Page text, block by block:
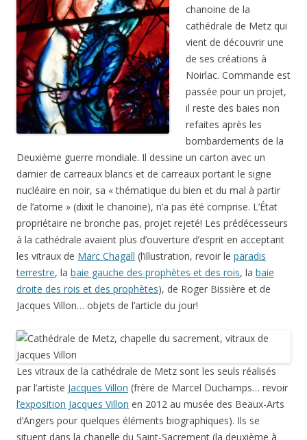
chanoine de la
cathédrale de Metz qui
vient de découvrir une
de ses créations à
Noirlac. Commande est
passée pour un projet,
il reste des baies non
refaites après les
bombardements de la
Deuxième guerre mondiale. Il dessine un carton avec un
damier de carreaux blancs et de carreaux portant le signe
nucléaire en noir, sa « thématique du bien et du mal à partir
de l’atome » (dixit le chanoine), n’a pas été comprise. L’État
propriétaire ne bronche pas, projet rejeté! Les prédécesseurs
à la cathédrale avaient plus d’ouverture d’esprit en acceptant
les vitraux de Marc Chagall (l’illustration, revoir le paradis
terrestre, la baie gauche des prophètes et des rois, la baie
droite des rois et des prophètes), de Roger Bissière et de
Jacques Villon… objets de l’article du jour!
Les vitraux de la cathédrale de Metz sont les seuls réalisés
par l’artiste Jacques Villon (frère de Marcel Duchamps… revoir
l’exposition Jacques Villon en 2012 au musée des Beaux-Arts
d’Angers pour quelques éléments biographiques). Ils se
situent dans la chapelle du Saint-Sacrement (la deuxième à